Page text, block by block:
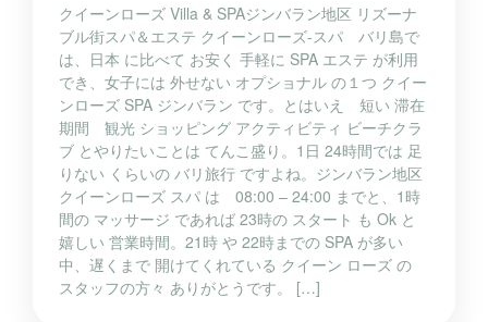
クイーンローズ Villa & SPAジンバラン地区 リズーナ
ブル街スパ＆エステ クイーンローズ-スパ バリ島で
は、日本 に比べて お安く 手軽に SPA エステ が利用
でき、女子には 外せない オプショナル の１つ クイー
ンローズ SPA ジンバラン です。とはいえ 短い 滞在
期間 観光 ショッピング アクティビティ ビーチクラ
ブ とやりたいことは てんこ盛り。1日 24時間では 足
りない くらいの バリ旅行 ですよね。ジンバラン地区
クイーンローズ スパ は 08:00 – 24:00 までと、1時
間の マッサージ であれば 23時の スタート も Ok と
嬉しい 営業時間。21時 や 22時までの SPA が多い
中、遅くまで 開けてくれている クイーン ローズ の
スタッフの方々 ありがとうです。 […]